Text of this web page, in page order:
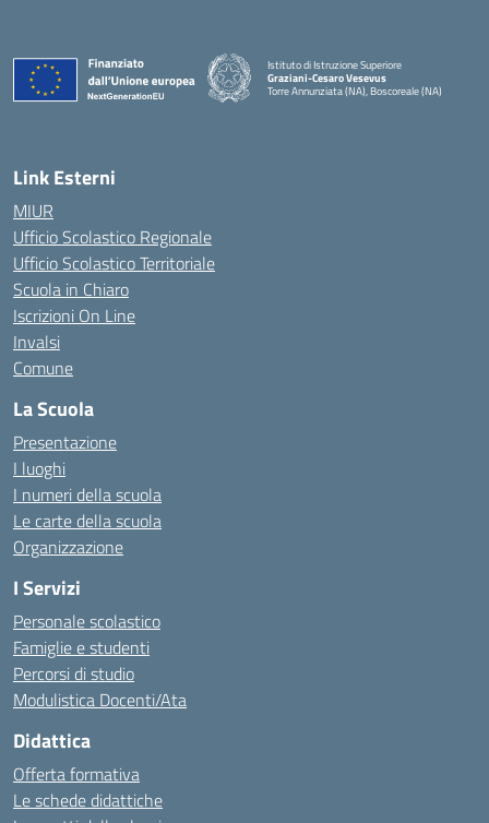
Istituto di Istruzione Superiore
Graziani-Cesaro Vesevus
Torre Annunziata (NA), Boscoreale (NA)
Link Esterni
MIUR
Ufficio Scolastico Regionale
Ufficio Scolastico Territoriale
Scuola in Chiaro
Iscrizioni On Line
Invalsi
Comune
La Scuola
Presentazione
I luoghi
I numeri della scuola
Le carte della scuola
Organizzazione
I Servizi
Personale scolastico
Famiglie e studenti
Percorsi di studio
Modulistica Docenti/Ata
Didattica
Offerta formativa
Le schede didattiche